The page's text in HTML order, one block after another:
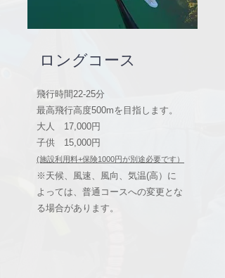
ロングコース
飛行時間22-25分
​最高飛行高度500mを目指します。
​大人 17,000円
​子供 15,000円
(施設利用料+保険1000円が別途必要です ）
※天候、風速、風向、気温(高）に
​よっては、普通コースへの変更とな
る場合があります。